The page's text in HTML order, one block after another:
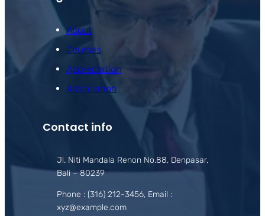
About
Courses
Appreciation
Association
Contact info
Jl. Niti Mandala Renon No.88, Denpasar,
Bali – 80239
Phone : (316) 212-3456, Email :
xyz@example.com